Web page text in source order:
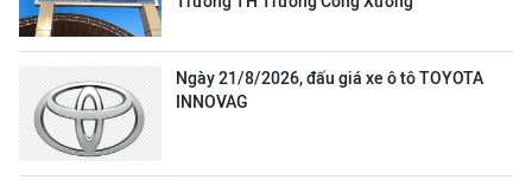
Ngày 21/8/2026, đấu giá xe ô tô TOYOTA
INNOVAG